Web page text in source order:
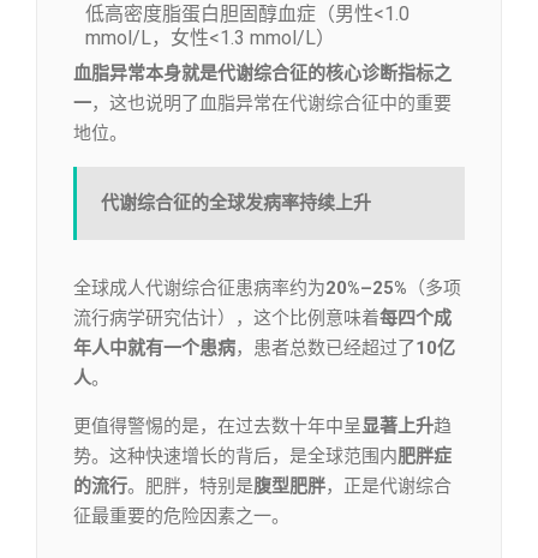
低高密度脂蛋白胆固醇血症（男性<1.0
mmol/L，女性<1.3 mmol/L）
血脂异常本身就是代谢综合征的核心诊断指标之
一，这也说明了血脂异常在代谢综合征中的重要
地位。
代谢综合征的全球发病率持续上升
全球成人代谢综合征患病率约为20%–25% （多项
流行病学研究估计），这个比例意味着每四个成
年人中就有一个患病，患者总数已经超过了10亿
人。
更值得警惕的是，在过去数十年中呈显著上升趋
势。这种快速增长的背后，是全球范围内肥胖症
的流行。肥胖，特别是腹型肥胖，正是代谢综合
征最重要的危险因素之一。